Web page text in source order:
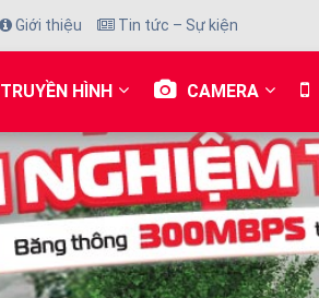
Giới thiệu Tin tức – Sự kiện
TRUYỀN HÌNH CAMERA